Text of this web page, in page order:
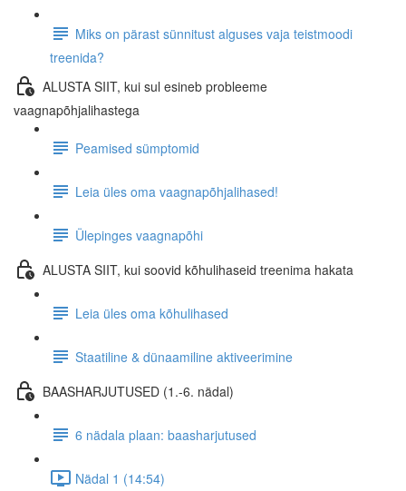
Miks on pärast sünnitust alguses vaja teistmoodi
treenida?
ALUSTA SIIT, kui sul esineb probleeme
vaagnapõhjalihastega
Peamised sümptomid
Leia üles oma vaagnapõhjalihased!
Ülepinges vaagnapõhi
ALUSTA SIIT, kui soovid kõhulihaseid treenima hakata
Leia üles oma kõhulihased
Staatiline & dünaamiline aktiveerimine
BAASHARJUTUSED (1.-6. nädal)
6 nädala plaan: baasharjutused
Nädal 1 (14:54)